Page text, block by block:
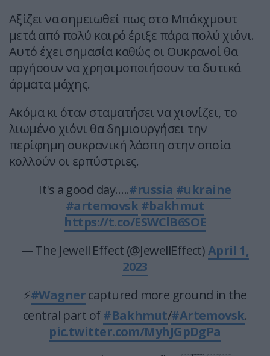
Αξίζει να σημειωθεί πως στο Μπάκχμουτ
μετά από πολύ καιρό έριξε πάρα πολύ χιόνι.
Αυτό έχει σημασία καθώς οι Ουκρανοί θα
αργήσουν να χρησιμοποιήσουν τα δυτικά
άρματα μάχης.
Ακόμα κι όταν σταματήσει να χιονίζει, το
λιωμένο χιόνι θα δημιουργήσει την
περίφημη ουκρανική λάσπη στην οποία
κολλούν οι ερπύστριες.
It's a good day…..#russia #ukraine
#artemovsk #bakhmut
https://t.co/ESWClB6SOE
— The Jewell Effect (@JewellEffect)April 1,
2023
⚡#Wagnercaptured more ground in the
central part of#Bakhmut/#Artemovsk.
pic.twitter.com/MyhJGpDgPa